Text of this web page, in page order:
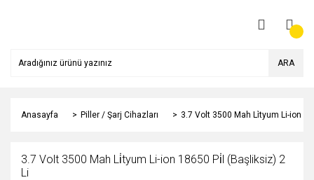
ARA
Anasayfa Piller / Şarj Cihazları 3.7 Volt 3500 Mah Li̇tyum Li-ion
3.7 Volt 3500 Mah Li̇tyum Li-ion 18650 Pi̇l (Başliksiz) 2
Li